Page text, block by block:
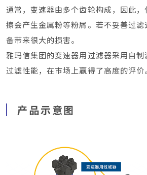
通常，变速器由多个齿轮构成，因此
擦会产生金属粉等粉屑。若不妥善过
备带来很大的损害。
雅玛信集团的变速器用过滤器采用自
过滤性能，在市场上赢得了高度的评价。
产品示意图